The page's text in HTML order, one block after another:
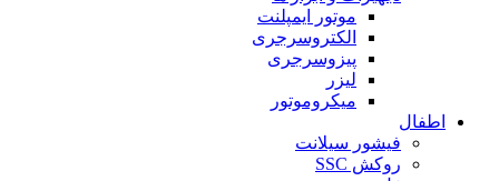
موتور ایمپلنت
الکتروسرجری
پیزوسرجری
لیزر
میکروموتور
اطفال
فیشور سیلانت
روکش SSC